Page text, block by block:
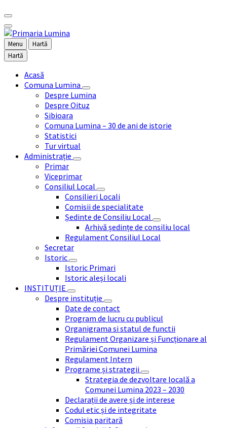
Menu
Hartă
Hartă
Acasă
Comuna Lumina
Despre Lumina
Despre Oituz
Sibioara
Comuna Lumina – 30 de ani de istorie
Statistici
Tur virtual
Administrație
Primar
Viceprimar
Consiliul Local
Consilieri Locali
Comisii de specialitate
Ședinte de Consiliu Local
Arhivă ședințe de consiliu local
Regulament Consiliul Local
Secretar
Istoric
Istoric Primari
Istoric aleși locali
INSTITUȚIE
Despre instituție
Date de contact
Program de lucru cu publicul
Organigrama si statul de functii
Regulament Organizare și Funcționare al
Primăriei Comunei Lumina
Regulament Intern
Programe și strategii
Strategia de dezvoltare locală a
Comunei Lumina 2023 – 2030
Declarații de avere și de interese
Codul etic și de integritate
Comisia paritară